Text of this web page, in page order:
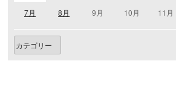
7月
8月 9月 10月 11月